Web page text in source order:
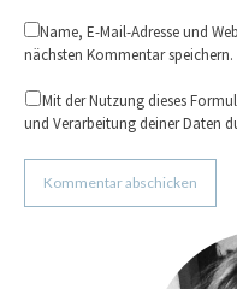
Name, E-Mail-Adresse und
nächsten Kommentar speichern.
Mit der Nutzung dieses
und Verarbeitung deiner Daten